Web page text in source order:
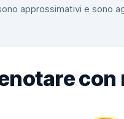
approssimativi e sono
con